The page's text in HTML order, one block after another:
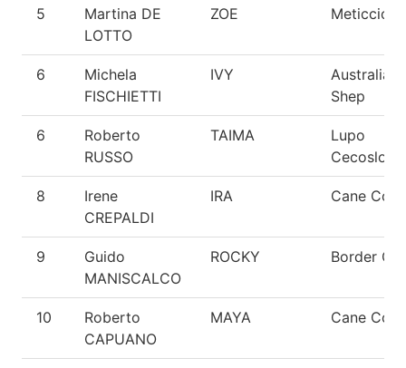
5
Martina DE
LOTTO
ZOE Meticcio
6
Michela
FISCHIETTI
IVY
Australian
Shep
6
Roberto
RUSSO
TAIMA
Lupo
8
Irene
CREPALDI
IRA Cane
9
Guido
MANISCALCO
ROCKY Border
10
Roberto
CAPUANO
MAYA Cane